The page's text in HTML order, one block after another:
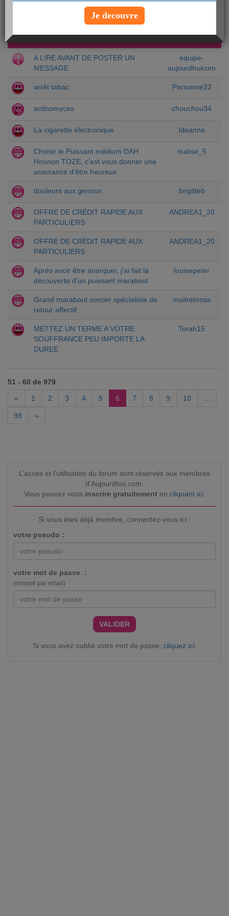
A LIRE AVANT DE POSTER UN
MESSAGE
equipe-
aujourdhuicom
arrêt tabac Personne22
actinomyces chouchou34
La cigarette électronique Ideanne
Choisir le Puissant médium DAH
Hounon TOZE, c'est vous donner une
assurance d’être heureux.
malise_5
douleurs aux genoux brigitteb
OFFRE DE CRÉDIT RAPIDE AUX
PARTICULIERS
ANDREA1_20
OFFRE DE CRÉDIT RAPIDE AUX
PARTICULIERS
ANDREA1_20
Après avoir être anarquer, j'ai fait la
découverte d'un puissant marabout
louisepeter
Grand marabout sorcier spécialiste de
retour affectif
maitretossa
METTEZ UN TERME A VOTRE
SOUFFRANCE PEU IMPORTE LA
DUREE
Torah15
51 - 60 de 979
«
1 2 3 4 5 6 7 8 9 10
98 »
L’accès et l’utilisation du forum sont réservés aux membres
d'Aujourdhui.com.
Vous pouvez vous inscrire gratuitementen cliquant ici
Si vous êtes déjà membre, connectez-vous ici :
votre pseudo :
votre mot de passe :
(envoyé par email)
VALIDER
Si vous avez oublié votre mot de passe, cliquez ici
Je decouvre